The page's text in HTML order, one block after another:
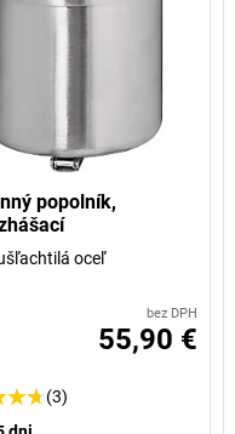
popolník,
oceľ
bez DPH
55,90 €
(3)